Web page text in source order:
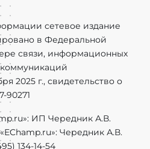
сетевое издание
в Федеральной
связи, информационных
2025 г., свидетельство о
90271
ИП Чередник А.В.
Чередник А.В.
134-14-54